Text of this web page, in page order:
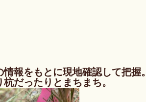
報をもとに現地確認して把握。
だったりとまちまち。